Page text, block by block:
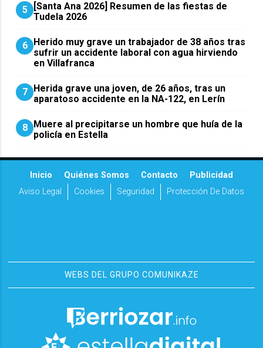
5
[Santa Ana 2026] Resumen de las fiestas de
Tudela 2026
6 Herido muy grave un trabajador de 38 años tras
sufrir un accidente laboral con agua hirviendo
en Villafranca
7 Herida grave una joven, de 26 años, tras un
aparatoso accidente en la NA-122, en Lerín
8 Muere al precipitarse un hombre que huía de la
policía en Estella
Inicio Quiénes Somos Contacto
Publicidad
Aviso Legal
Cookies Seguridad Protección De Datos
WEBS DEL GRUPO COMUNIKAZE